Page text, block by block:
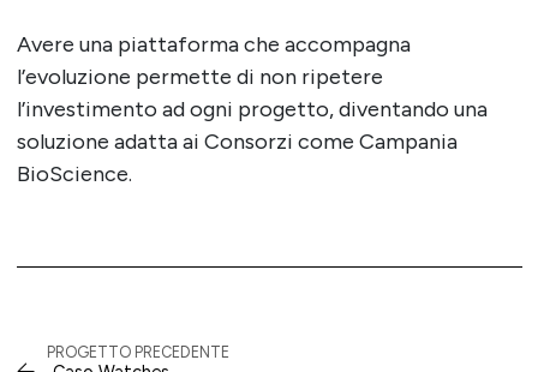
Avere una piattaforma che accompagna
l’evoluzione permette di non ripetere
l’investimento ad ogni progetto, diventando una
soluzione adatta ai Consorzi come Campania
BioScience.
PROGETTO PRECEDENTE